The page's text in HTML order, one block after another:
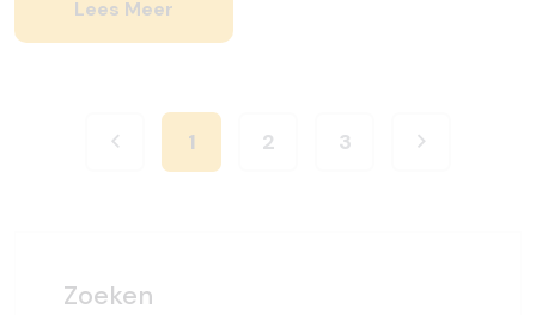
Lees Meer
1 2 3
Zoeken